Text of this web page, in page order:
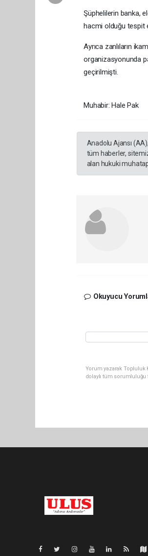
Şüphelilerin banka,
hacmi olduğu tespit
Ayrıca zanlıların
organizasyonunda
geçirilmişti.
Muhabir: Hale Pak
Anadolu Ajansı
tüm haberler,
alan hukuki
Okuyucu
Yorum yazarak Topluluk
dolaylı tüm